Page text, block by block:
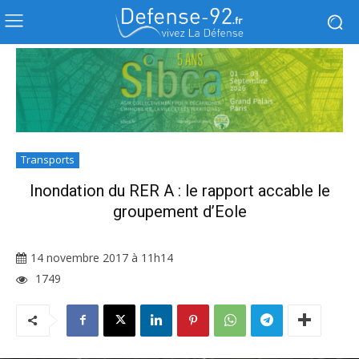
Transports
Inondation du RER A : le rapport accable le
groupement d’Eole
14 novembre 2017 à 11h14
1749